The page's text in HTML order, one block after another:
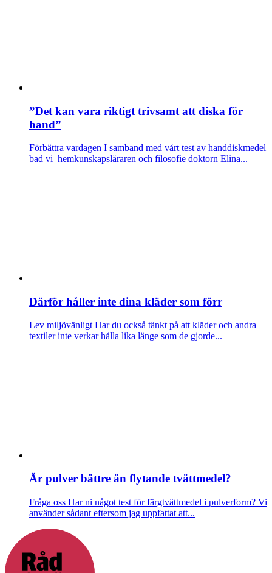
”Det kan vara riktigt trivsamt att diska för
hand”
Förbättra vardagen I samband med vårt test av handdiskmedel
bad vi hemkunskapsläraren och filosofie doktorn Elina...
Därför håller inte dina kläder som förr
Lev miljövänligt Har du också tänkt på att kläder och andra
textiler inte verkar hålla lika länge som de gjorde...
Är pulver bättre än flytande tvättmedel?
Fråga oss Har ni något test för färgtvättmedel i pulverform? Vi
använder sådant eftersom jag uppfattat att...